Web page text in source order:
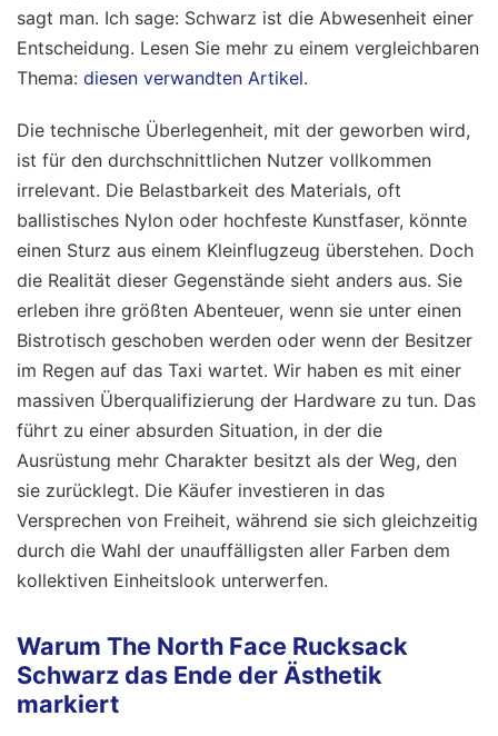
sagt man. Ich sage: Schwarz ist die Abwesenheit einer
Entscheidung. Lesen Sie mehr zu einem vergleichbaren
Thema: diesen verwandten Artikel.
Die technische Überlegenheit, mit der geworben wird,
ist für den durchschnittlichen Nutzer vollkommen
irrelevant. Die Belastbarkeit des Materials, oft
ballistisches Nylon oder hochfeste Kunstfaser, könnte
einen Sturz aus einem Kleinflugzeug überstehen. Doch
die Realität dieser Gegenstände sieht anders aus. Sie
erleben ihre größten Abenteuer, wenn sie unter einen
Bistrotisch geschoben werden oder wenn der Besitzer
im Regen auf das Taxi wartet. Wir haben es mit einer
massiven Überqualifizierung der Hardware zu tun. Das
führt zu einer absurden Situation, in der die
Ausrüstung mehr Charakter besitzt als der Weg, den
sie zurücklegt. Die Käufer investieren in das
Versprechen von Freiheit, während sie sich gleichzeitig
durch die Wahl der unauffälligsten aller Farben dem
kollektiven Einheitslook unterwerfen.
Warum The North Face Rucksack
Schwarz das Ende der Ästhetik
markiert